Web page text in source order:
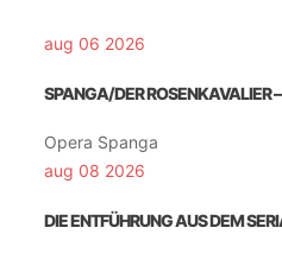
aug 06 2026
SPANGA/DER ROSENKAVALIER
Opera Spanga
aug 08 2026
DIE ENTFÜHRUNG AUS DEM